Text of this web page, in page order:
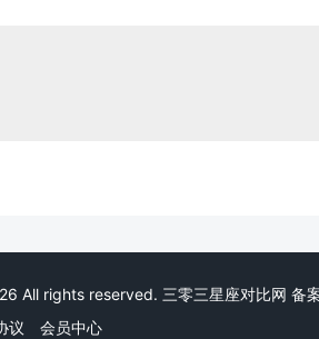
All rights reserved. 三零三星座对比网 备
议 会员中心